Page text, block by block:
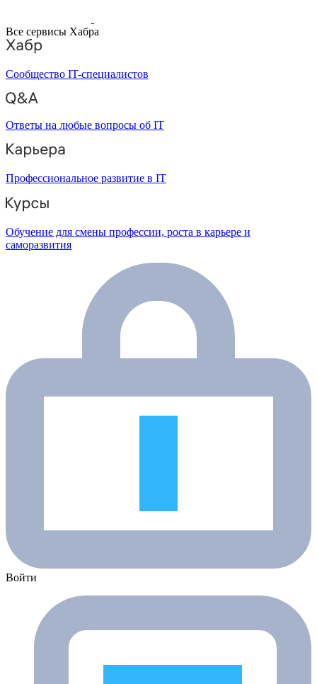
Все сервисы Хабра
Сообщество IT-специалистов
Ответы на любые вопросы об IT
Профессиональное развитие в IT
Обучение для смены профессии, роста в карьере и
саморазвития
Войти